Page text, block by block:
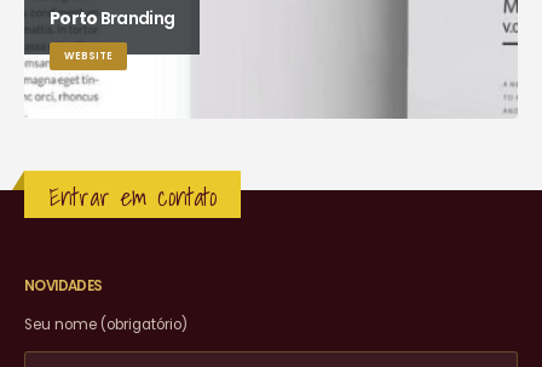
Porto Branding
WEBSITE
Entrar em contato
NOVIDADES
Seu nome (obrigatório)